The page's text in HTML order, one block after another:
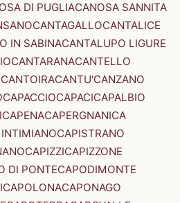
DI PUGLIACANOSA SANNITA
CANTAGALLOCANTALICE
IN SABINACANTALUPO LIGURE
CANTARANACANTELLO
CANTOIRACANTU'CANZANO
CAPACCIOCAPACICAPALBIO
CAPENACAPERGNANICA
CAPISTRANO
CAPIZZICAPIZZONE
DI PONTECAPODIMONTE
CAPOLONACAPONAGO